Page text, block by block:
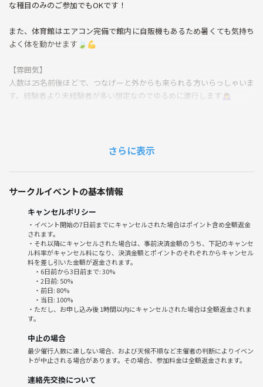
な種目のみのご参加でもOKです！
また、体育館はエアコン完備で館内に自販機もあるため暑くても気持ち
よく体を動かせます🍃💪
【雰囲気】
人数は25名前後ほどで、つなげーと外からも来られる方いらっしゃいま
す。経験者より未経験者が多い想定なのでゆるめに進行します🙇‍♀️
⏰15:00～18:00
※集合は14:30に吉祥寺駅です！
【持物】
・1000円
・運動できる服(白と黒のシャツ、なければ濃淡のもの)
・運動シューズ
・飲み物(自販機有)
【備考】
・更衣室有
さらに表示
サークルイベントの基本情報
キャンセルポリシー
・イベント開始の7日前までにキャンセルされた場合はポイント含め全額返金
されます。
・それ以降にキャンセルされた場合は、事前決済金額のうち、下記のキャンセ
ル料率がキャンセル料になり、決済金額とポイントのそれぞれからキャンセル
料を差し引いた金額が返金されます。
・6日前から3日前まで: 30%
・2日前: 50%
・前日: 80%
・当日: 100%
・ただし、お申し込み後 1時間以内にキャンセルされた場合は全額返金されま
す。
中止の場合
最少催行人数に達しない場合、および天候不順など主催者の判断によりイベン
トが中止される場合があります。その場合、参加料金は全額返金されます。
連絡先交換について